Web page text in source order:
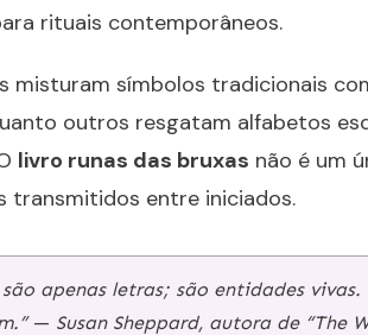
rituais contemporâneos.
misturam símbolos tradicionais
outros resgatam alfabetos
livro runas das bruxas não é um
transmitidos entre iniciados.
são apenas letras; são entidades
— Susan Sheppard, autora de “The